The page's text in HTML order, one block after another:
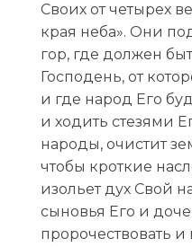
Своих от четырех
края неба». Они
гор, где должен
Господень, от
и где народ Его
и ходить стезями
народы, очистит
чтобы кроткие
изольет дух Свой
сыновья Его и
пророчествовать